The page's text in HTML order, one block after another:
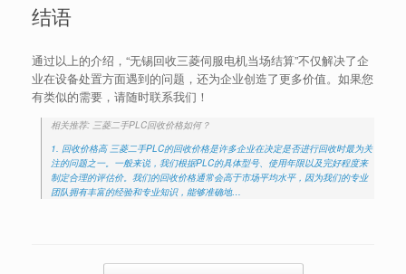
结语
通过以上的介绍，“无锡回收三菱伺服电机当场结算”不仅解决了企
业在设备处置方面遇到的问题，还为企业创造了更多价值。如果您
有类似的需要，请随时联系我们！
相关推荐: 三菱二手PLC回收价格如何？
1. 回收价格高 三菱二手PLC的回收价格是许多企业在决定是否进行回收时最为关
注的问题之一。一般来说，我们根据PLC的具体型号、使用年限以及完好程度来
制定合理的评估价。我们的回收价格通常会高于市场平均水平，因为我们的专业
团队拥有丰富的经验和专业知识，能够准确地…